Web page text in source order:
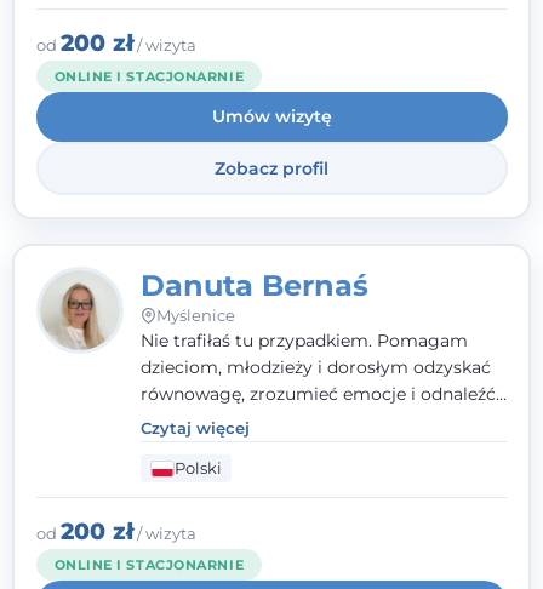
radzeniu sobie z bolesnymi
doświadczeniami tak, by mogli żyć pełniej.
od 200 zł/ wizyta
ONLINE I STACJONARNIE
Umów wizytę
Zobacz profil
Danuta Bernaś
Myślenice
Nie trafiłaś tu przypadkiem. Pomagam
dzieciom, młodzieży i dorosłym odzyskać
równowagę, zrozumieć emocje i odnaleźć
wewnętrzną siłę. Moja droga do
psychologii zaczęła się od życia - pełnego
wyzwań, które nauczyły mnie uważności,
empatii i pokory. Dziś łączę doświadczenie
nauczycielki, psychologa, psychoterapeuty
i seksuologa tworząc bezpieczną
przestrzeń, w której można poczuć spokój i
Czytaj więcej
Polski
od 200 zł/ wizyta
ONLINE I STACJONARNIE